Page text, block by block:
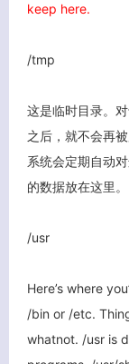
keep here.
/tmp
这是临时目录。
之后，就不会再
系统会定期自动
的数据放在这里。
/usr
Here’s where
/bin or /etc.
whatnot. /usr is